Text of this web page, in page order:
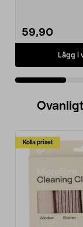
59,90
Lägg i
Kolla priset